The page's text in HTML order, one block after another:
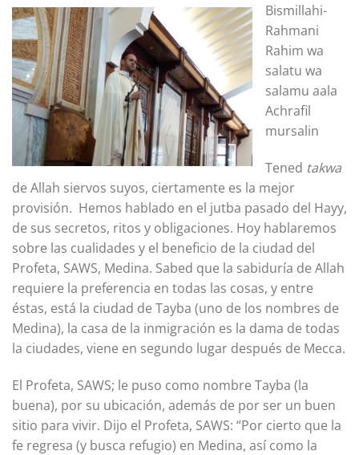
Bismillahi-
Rahmani
Rahim wa
salatu wa
salamu aala
Achrafil
mursalin
Tened takwa
de Allah siervos suyos, ciertamente es la mejor
provisión. Hemos hablado en el jutba pasado del Hayy,
de sus secretos, ritos y obligaciones. Hoy hablaremos
sobre las cualidades y el beneficio de la ciudad del
Profeta, SAWS, Medina. Sabed que la sabiduría de Allah
requiere la preferencia en todas las cosas, y entre
éstas, está la ciudad de Tayba (uno de los nombres de
Medina), la casa de la inmigración es la dama de todas
la ciudades, viene en segundo lugar después de Mecca.
El Profeta, SAWS; le puso como nombre Tayba (la
buena), por su ubicación, además de por ser un buen
sitio para vivir. Dijo el Profeta, SAWS: “Por cierto que la
fe regresa (y busca refugio) en Medina, así como la